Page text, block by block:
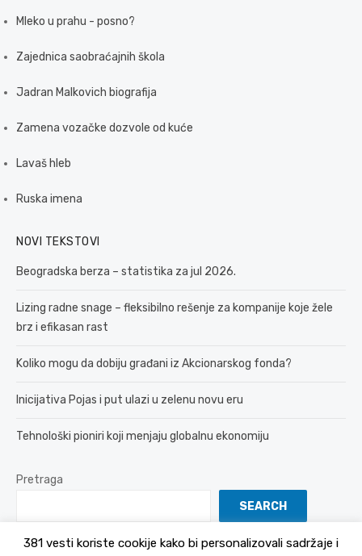
Mleko u prahu - posno?
Zajednica saobraćajnih škola
Jadran Malkovich biografija
Zamena vozačke dozvole od kuće
Lavaš hleb
Ruska imena
NOVI TEKSTOVI
Beogradska berza – statistika za jul 2026.
Lizing radne snage – fleksibilno rešenje za kompanije koje žele
brz i efikasan rast
Koliko mogu da dobiju građani iz Akcionarskog fonda?
Inicijativa Pojas i put ulazi u zelenu novu eru
Tehnološki pioniri koji menjaju globalnu ekonomiju
Pretraga
SEARCH
381 vesti koriste cookije kako bi personalizovali sadržaje i